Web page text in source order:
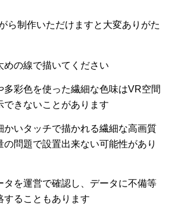
ら制作いただけますと大変ありがた
めの線で描いてください
多彩色を使った繊細な色味はVR空間
できないことがあります
かいタッチで描かれる繊細な高画質
の問題で設置出来ない可能性があり
タを運営で確認し、データに不備等
することもあります